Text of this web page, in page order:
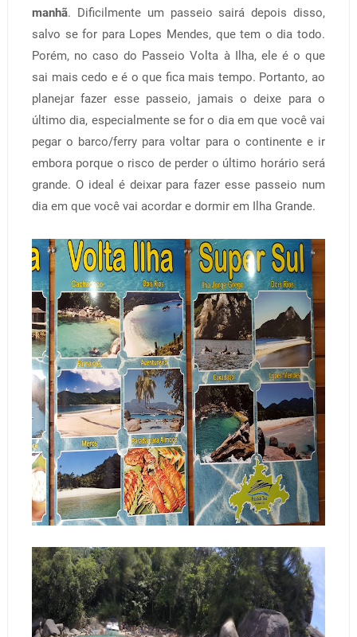
manhã. Dificilmente um passeio sairá depois disso,
salvo se for para Lopes Mendes, que tem o dia todo.
Porém, no caso do Passeio Volta à Ilha, ele é o que
sai mais cedo e é o que fica mais tempo. Portanto, ao
planejar fazer esse passeio, jamais o deixe para o
último dia, especialmente se for o dia em que você vai
pegar o barco/ferry para voltar para o continente e ir
embora porque o risco de perder o último horário será
grande. O ideal é deixar para fazer esse passeio num
dia em que você vai acordar e dormir em Ilha Grande.